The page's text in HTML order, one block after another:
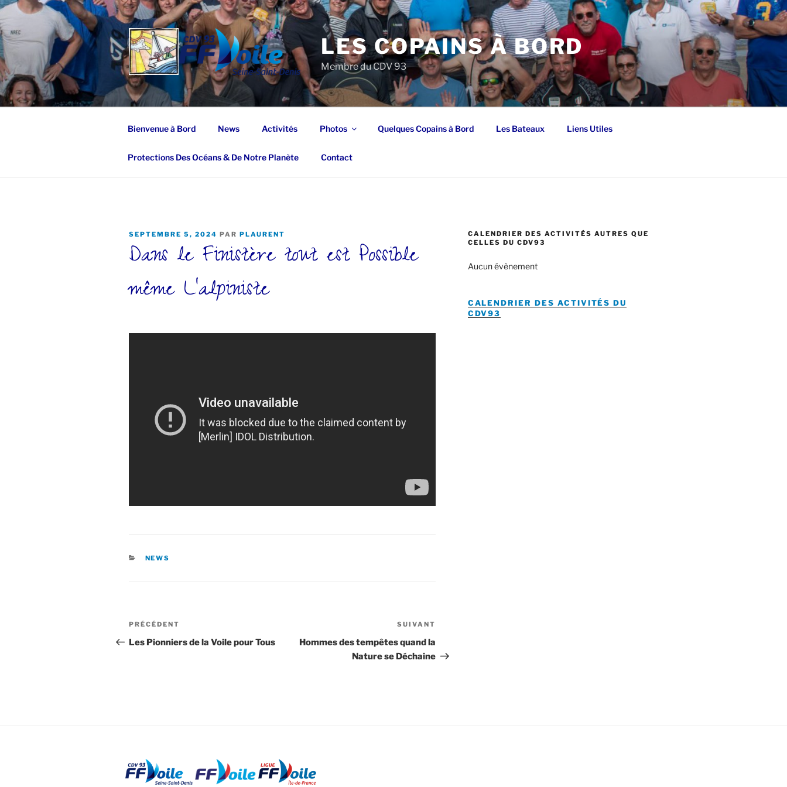
Aller
au
contenu
principal
LES COPAINS À BORD
Membre du CDV 93
Bienvenue à Bord News Activités Photos Quelques Copains à Bord Les Bateaux Liens Utiles
Protections Des Océans & De Notre Planète Contact
PUBLIÉ
SEPTEMBRE 5, 2024 PAR PLAURENT
Dans le Finistère tout est Possible
même L’alpiniste
CATÉGORIES
NEWS
Navigation
de
Article
précédent
PRÉCÉDENT
Les Pionniers de la Voile pour Tous
SUIVANT
Hommes des tempêtes quand la
Nature se Déchaine
CALENDRIER DES ACTIVITÉS AUTRES QUE
CELLES DU CDV93
Aucun évènement
CALENDRIER DES ACTIVITÉS DU
CDV93